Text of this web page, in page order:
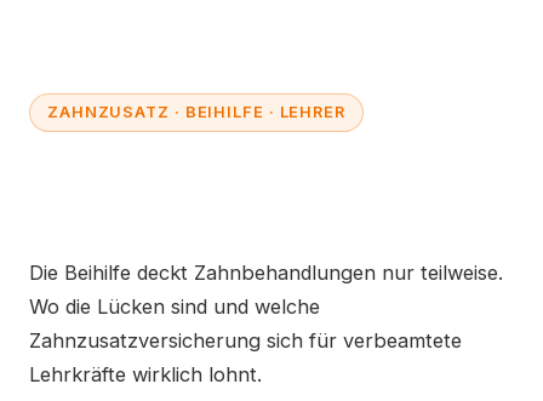
ZAHNZUSATZ · BEIHILFE · LEHRER
Die Beihilfe deckt Zahnbehandlungen nur teilweise.
Wo die Lücken sind und welche
Zahnzusatzversicherung sich für verbeamtete
Lehrkräfte wirklich lohnt.